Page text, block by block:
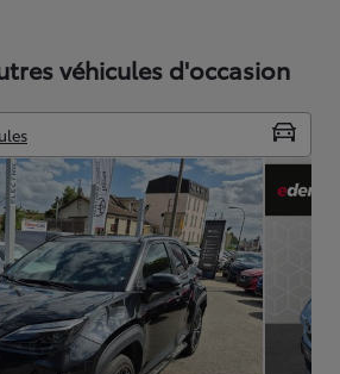
véhicules d'occasion